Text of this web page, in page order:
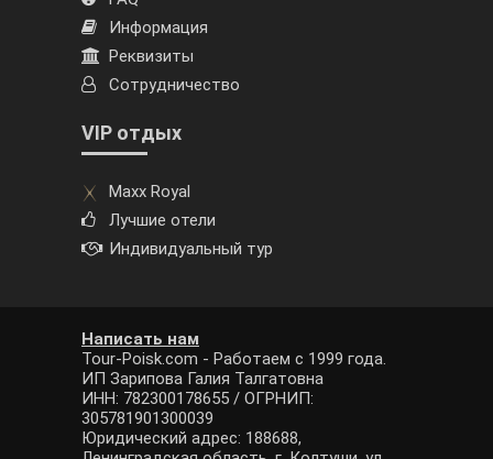
Информация
Реквизиты
Сотрудничество
VIP отдых
Maxx Royal
Лучшие отели
Индивидуальный тур
Написать нам
Tour-Poisk.com - Работаем с 1999 года.
ИП Зарипова Галия Талгатовна
ИНН: 782300178655 / ОГРНИП:
305781901300039
Юридический адрес: 188688,